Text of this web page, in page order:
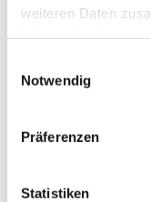
weiteren Daten
Notwendig
Präferenzen
Statistiken
Citizen Developer
Enterprise